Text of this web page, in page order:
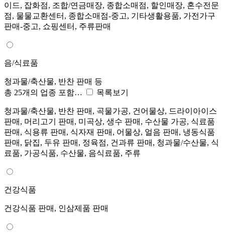
이드, 잡화점, 조합/연금매장, 종합소매점, 할인매장, 혼수전문
점, 물물교환센터, 종합소매점-중고, 기타생활용품, 가전가구
판매-중고, 쇼핑센터, 주류판매
음/식료품
청과물/축산물, 반찬 판매 등
총 25개의 업종 포함…
목록보기
청과물/축산물, 반찬 판매, 곡물가공, 건어물상, 드라이아이스
판매, 머리고기 판매, 미곡상, 생수 판매, 수산물 가공, 식료품
판매, 식용류 판매, 식자재 판매, 어물상, 얼음 판매, 냉동식품
판매, 닭집, 두유 판매, 정육점, 건과류 판매, 청과물/수산물, 식
료품, 가공식품, 수산물, 음식료품, 주류
건강식품
건강식품 판매, 인삼제품 판매